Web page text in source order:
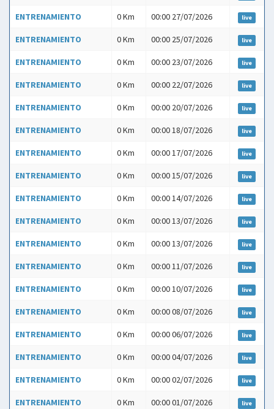
ENTRENAMIENTO 0 Km 00:00 27/07/2026 live
ENTRENAMIENTO 0 Km 00:00 25/07/2026 live
ENTRENAMIENTO 0 Km 00:00 23/07/2026 live
ENTRENAMIENTO 0 Km 00:00 22/07/2026 live
ENTRENAMIENTO 0 Km 00:00 20/07/2026 live
ENTRENAMIENTO 0 Km 00:00 18/07/2026 live
ENTRENAMIENTO 0 Km 00:00 17/07/2026 live
ENTRENAMIENTO 0 Km 00:00 15/07/2026 live
ENTRENAMIENTO 0 Km 00:00 14/07/2026 live
ENTRENAMIENTO 0 Km 00:00 13/07/2026 live
ENTRENAMIENTO 0 Km 00:00 13/07/2026 live
ENTRENAMIENTO 0 Km 00:00 11/07/2026 live
ENTRENAMIENTO 0 Km 00:00 10/07/2026 live
ENTRENAMIENTO 0 Km 00:00 08/07/2026 live
ENTRENAMIENTO 0 Km 00:00 06/07/2026 live
ENTRENAMIENTO 0 Km 00:00 04/07/2026 live
ENTRENAMIENTO 0 Km 00:00 02/07/2026 live
ENTRENAMIENTO 0 Km 00:00 01/07/2026 live